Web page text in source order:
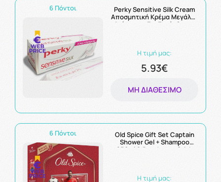
6 Πόντοι
Perky Sensitive Silk Cream
Αποσμητική Κρέμα Μεγάλης
Διάρκειας Για Ευαίσθητες
Η τιμή μας:
5.93€
ΜΗ ΔΙΑΘΈΣΙΜΟ
6 Πόντοι
Old Spice Gift Set Captain
Shower Gel + Shampoo
250ml & Deodorant Stick
Η τιμή μας: